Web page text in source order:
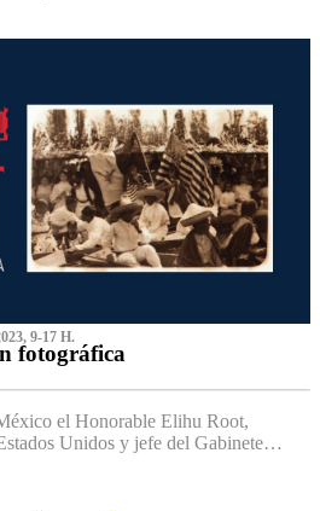
9-17 H.
fotográfica
el Honorable Elihu Root,
Unidos y jefe del Gabinete…